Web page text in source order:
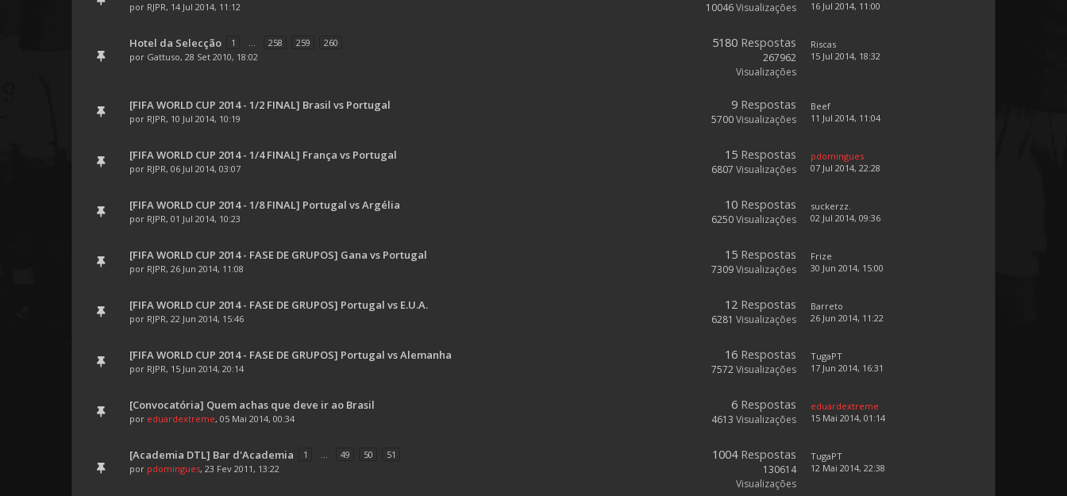
por RJPR, 14 Jul 2014, 11:12 10046Visualizações
16 Jul 2014, 11:00
Hotel da Selecção 1 ... 258 259
260
por Gattuso, 28 Set 2010, 18:02
5180 Respostas
267962
Visualizações
Riscas
15 Jul 2014, 18:32
[FIFA WORLD CUP 2014 - 1/2 FINAL] Brasil vs Portugal
por RJPR, 10 Jul 2014, 10:19
9 Respostas
5700Visualizações
Beef
11 Jul 2014, 11:04
[FIFA WORLD CUP 2014 - 1/4 FINAL] França vs Portugal
por RJPR, 06 Jul 2014, 03:07
15 Respostas
6807 Visualizações
pdomingues
07 Jul 2014, 22:28
[FIFA WORLD CUP 2014 - 1/8 FINAL] Portugal vs Argélia
por RJPR, 01 Jul 2014, 10:23
10 Respostas
6250Visualizações
suckerzz.
02 Jul 2014, 09:36
[FIFA WORLD CUP 2014 - FASE DE GRUPOS] Gana vs Portugal
por RJPR, 26 Jun 2014, 11:08
15 Respostas
7309Visualizações
Frize
30 Jun 2014, 15:00
[FIFA WORLD CUP 2014 - FASE DE GRUPOS] Portugal vs E.U.A.
por RJPR, 22 Jun 2014, 15:46
12 Respostas
6281 Visualizações
Barreto
26 Jun 2014, 11:22
[FIFA WORLD CUP 2014 - FASE DE GRUPOS] Portugal vs Alemanha
por RJPR, 15 Jun 2014, 20:14
16 Respostas
7572Visualizações
TugaPT
17 Jun 2014, 16:31
[Convocatória] Quem achas que deve ir ao Brasil
por eduardextreme, 05 Mai 2014, 00:34
6 Respostas
4613 Visualizações
eduardextreme
15 Mai 2014, 01:14
[Academia DTL] Bar d'Academia 1 ... 49 50
51
por pdomingues, 23 Fev 2011, 13:22
1004 Respostas
130614
Visualizações
TugaPT
12 Mai 2014, 22:38